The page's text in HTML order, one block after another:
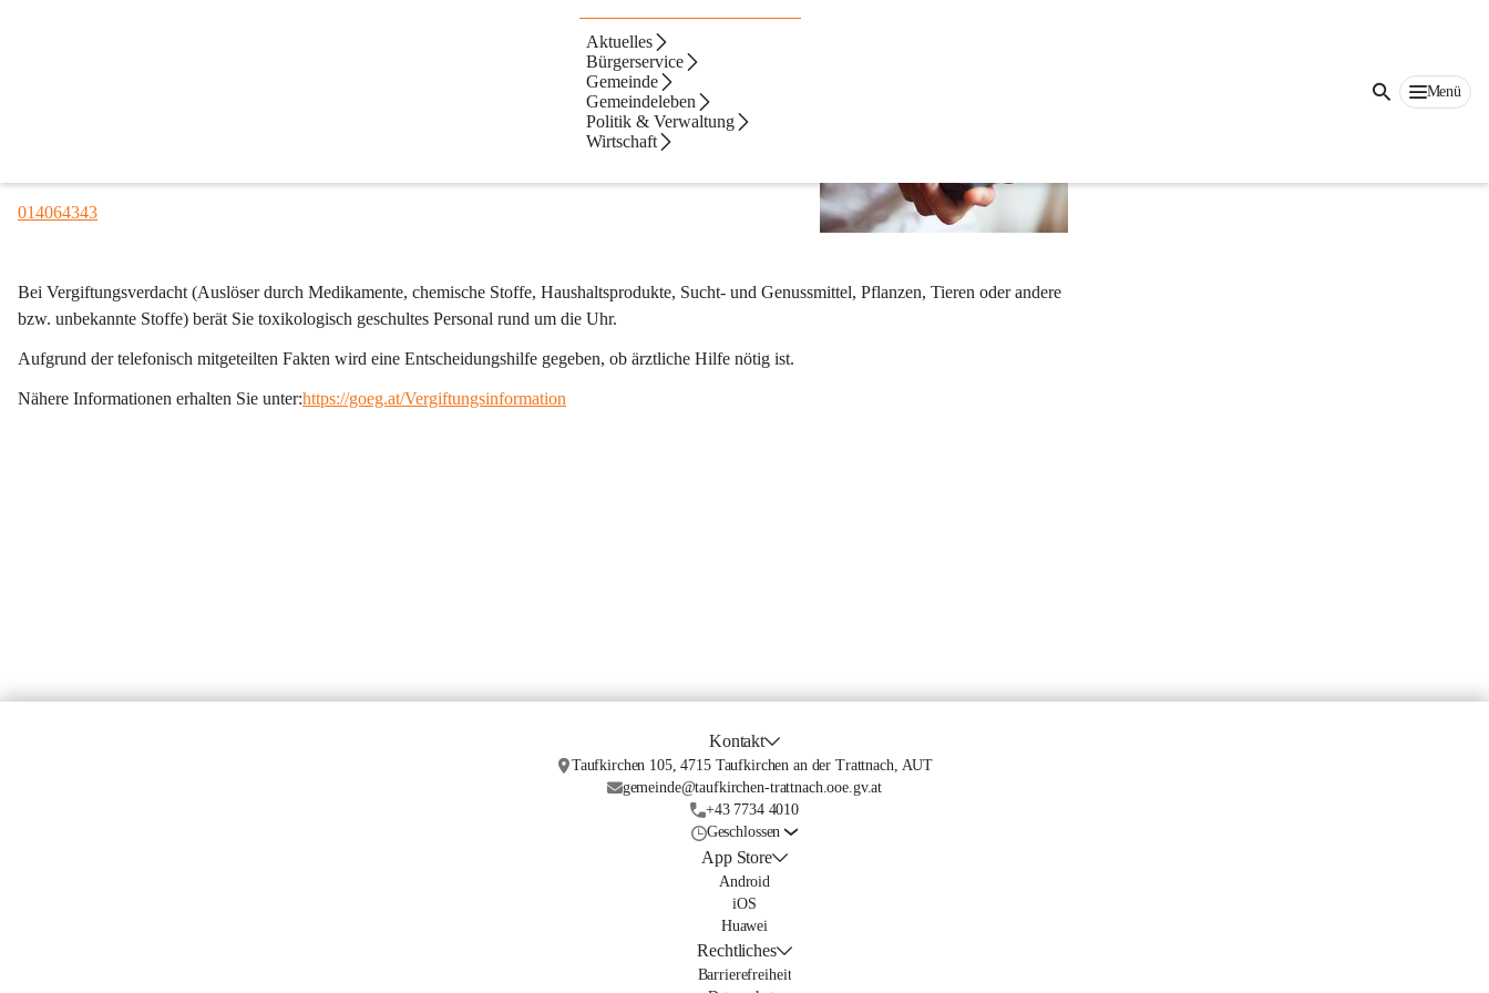
Aktuelles
Bürgerservice
Gemeinde
Gemeindeleben
Politik & Verwaltung
Wirtschaft
Menü
Vergiftungsinformationszentrale
014064343
Bei Vergiftungsverdacht (Auslöser durch Medikamente, chemische Stoffe, Haushaltsprodukte, Sucht- und Genussmittel, Pflanzen, Tieren oder andere
bzw. unbekannte Stoffe) berät Sie toxikologisch geschultes Personal rund um die Uhr.
Aufgrund der telefonisch mitgeteilten Fakten wird eine Entscheidungshilfe gegeben, ob ärztliche Hilfe nötig ist.
Nähere Informationen erhalten Sie unter:https://goeg.at/Vergiftungsinformation
Kontakt
Taufkirchen 105, 4715 Taufkirchen an der Trattnach, AUT
gemeinde@taufkirchen-trattnach.ooe.gv.at
+43 7734 4010
Geschlossen
App Store
Android
iOS
Huawei
Rechtliches
Barrierefreiheit